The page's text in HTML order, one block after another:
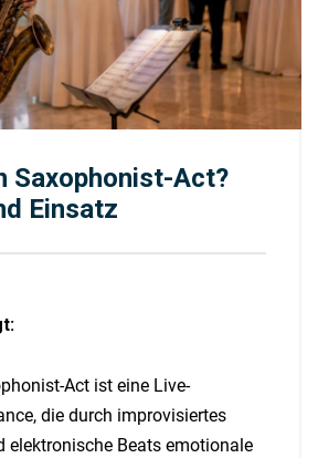
Saxophonist-Act?
Einsatz
Act ist eine Live-
die durch improvisiertes
elektronische Beats emotionale